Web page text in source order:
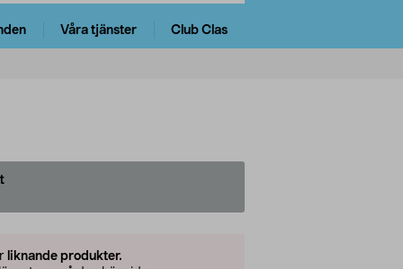
Våra tjänster Club Clas
liknande produkter.